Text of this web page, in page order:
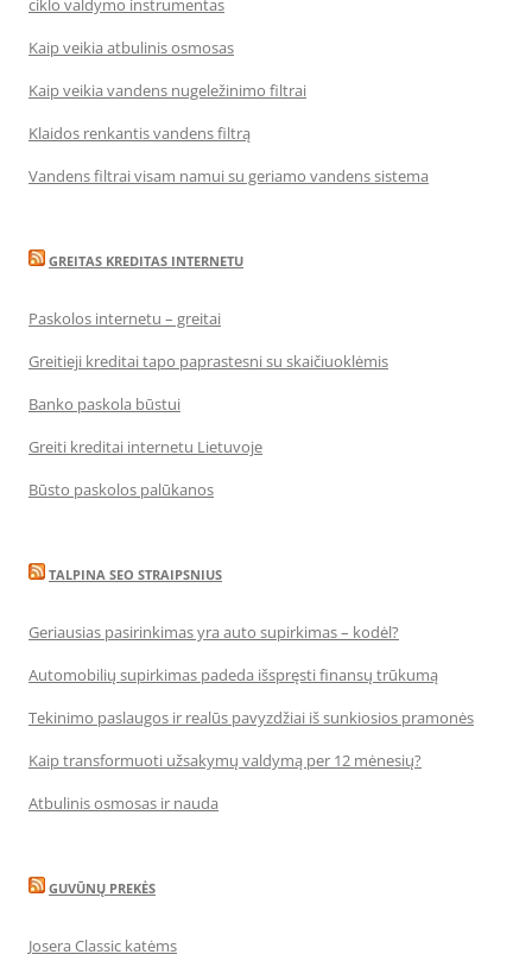
ciklo valdymo instrumentas
Kaip veikia atbulinis osmosas
Kaip veikia vandens nugeležinimo filtrai
Klaidos renkantis vandens filtrą
Vandens filtrai visam namui su geriamo vandens sistema
GREITAS KREDITAS INTERNETU
Paskolos internetu – greitai
Greitieji kreditai tapo paprastesni su skaičiuoklėmis
Banko paskola būstui
Greiti kreditai internetu Lietuvoje
Būsto paskolos palūkanos
TALPINA SEO STRAIPSNIUS
Geriausias pasirinkimas yra auto supirkimas – kodėl?
Automobilių supirkimas padeda išspręsti finansų trūkumą
Tekinimo paslaugos ir realūs pavyzdžiai iš sunkiosios pramonės
Kaip transformuoti užsakymų valdymą per 12 mėnesių?
Atbulinis osmosas ir nauda
GUVŪNŲ PREKĖS
Josera Classic katėms